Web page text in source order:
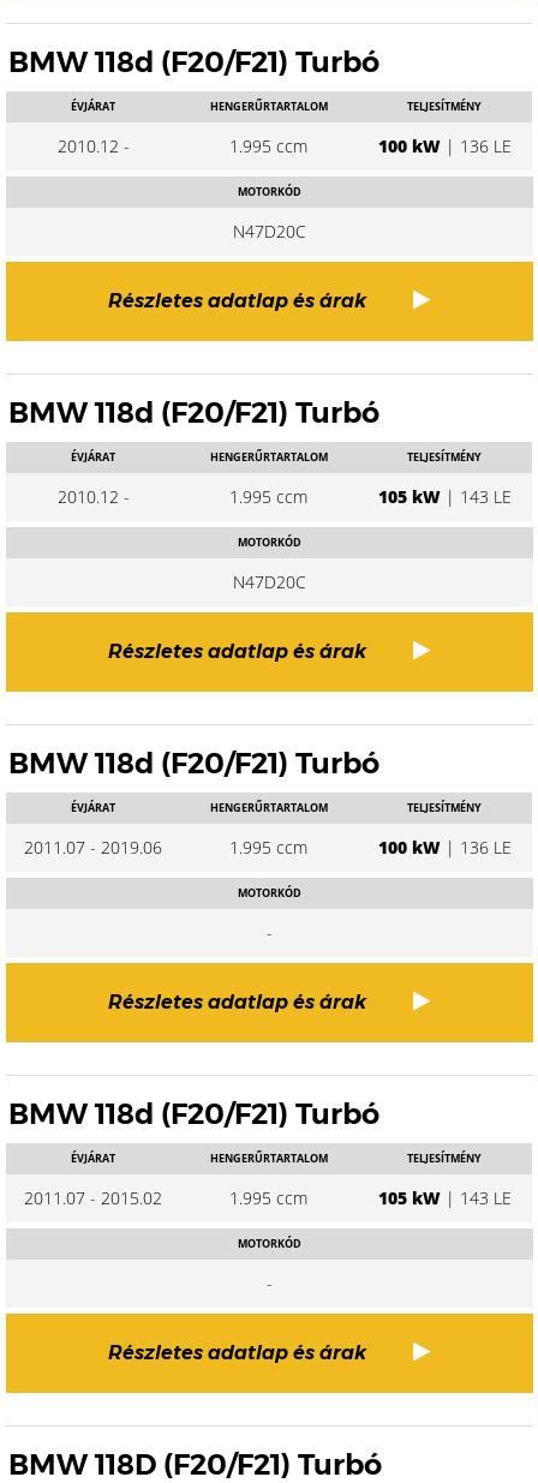
BMW 118d (F20/F21) Turbó
ÉVJÁRAT
2010.12 -
HENGERŰRTARTALOM
1.995 ccm
TELJESÍTMÉNY
100 kW| 136 LE
MOTORKÓD
N47D20C
Részletes adatlap és árak
BMW 118d (F20/F21) Turbó
ÉVJÁRAT
2010.12 -
HENGERŰRTARTALOM
1.995 ccm
TELJESÍTMÉNY
105 kW| 143 LE
MOTORKÓD
N47D20C
Részletes adatlap és árak
BMW 118d (F20/F21) Turbó
ÉVJÁRAT
2011.07 - 2019.06
HENGERŰRTARTALOM
1.995 ccm
TELJESÍTMÉNY
100 kW| 136 LE
MOTORKÓD
-
Részletes adatlap és árak
BMW 118d (F20/F21) Turbó
ÉVJÁRAT
2011.07 - 2015.02
HENGERŰRTARTALOM
1.995 ccm
TELJESÍTMÉNY
105 kW| 143 LE
MOTORKÓD
-
Részletes adatlap és árak
BMW 118D (F20/F21) Turbó